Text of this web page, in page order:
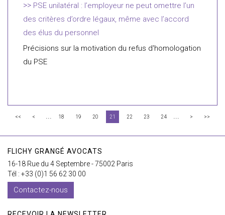
PSE unilatéral : l’employeur ne peut omettre l’un
des critères d’ordre légaux, même avec l’accord
des élus du personnel
Précisions sur la motivation du refus d'homologation
du PSE
<< < 18 19 20 21 22 23 24 > >>
FLICHY GRANGÉ AVOCATS
16-18 Rue du 4 Septembre - 75002 Paris
Tél : +33 (0)1 56 62 30 00
Contactez-nous